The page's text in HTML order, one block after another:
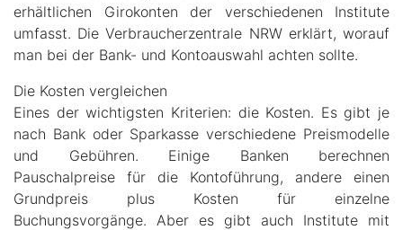
erhältlichen Girokonten der verschiedenen Institute
umfasst. Die Verbraucherzentrale NRW erklärt, worauf
man bei der Bank- und Kontoauswahl achten sollte.
Die Kosten vergleichen
Eines der wichtigsten Kriterien: die Kosten. Es gibt je
nach Bank oder Sparkasse verschiedene Preismodelle
und Gebühren. Einige Banken berechnen
Pauschalpreise für die Kontoführung, andere einen
Grundpreis plus Kosten für einzelne
Buchungsvorgänge. Aber es gibt auch Institute mit